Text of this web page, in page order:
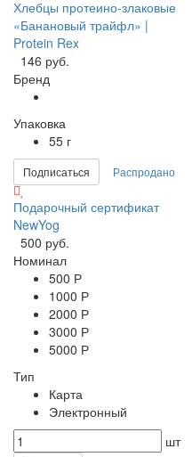
Хлебцы протеино-злаковые
«Банановый трайфл» |
Protein Rex
146 руб.
Бренд
Упаковка
55 г
Подписаться Распродано
Подарочный сертификат
NewYog
500 руб.
Номинал
500 Р
1000 Р
2000 Р
3000 Р
5000 Р
Тип
Карта
Электронный
шт